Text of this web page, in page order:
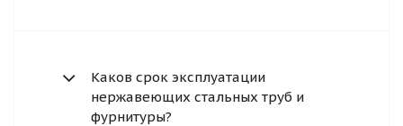
Каков срок эксплуатации
нержавеющих стальных труб и
фурнитуры?